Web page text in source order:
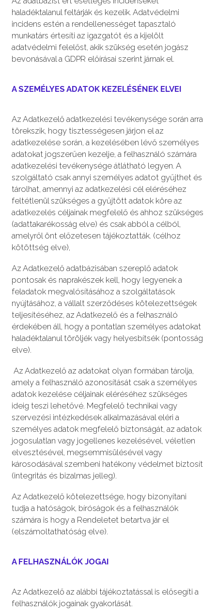
haladéktalanul feltárják és kezelik. Adatvédelmi
incidens estén a rendellenességet tapasztaló
munkatárs értesíti az igazgatót és a kijelölt
adatvédelmi felelőst, akik szükség esetén jogász
bevonásával a GDPR előírásai szerint járnak el.
A SZEMÉLYES ADATOK KEZELÉSÉNEK ELVEI
Az Adatkezelő adatkezelési tevékenysége során arra
törekszik, hogy tisztességesen járjon el az
adatkezelése során, a kezelésében lévő személyes
adatokat jogszerűen kezelje, a felhasználó számára
adatkezelési tevékenysége átlátható legyen. A
szolgáltató csak annyi személyes adatot gyűjthet és
tárolhat, amennyi az adatkezelési cél eléréséhez
feltétlenül szükséges a gyűjtött adatok köre az
adatkezelés céljainak megfelelő és ahhoz szükséges
(adattakarékosság elve) és csak abból a célból,
amelyről önt előzetesen tájékoztatták. (célhoz
kötöttség elve),
Az Adatkezelő adatbázisában szereplő adatok
pontosak és naprakészek kell, hogy legyenek a
feladatok megvalósításához a szolgáltatások
nyújtásához, a vállalt szerződéses kötelezettségek
teljesítéséhez, az Adatkezelő és a felhasználó
érdekében áll, hogy a pontatlan személyes adatokat
haladéktalanul töröljék vagy helyesbítsék (pontosság
elve).
Az Adatkezelő az adatokat olyan formában tárolja,
amely a felhasználó azonosítását csak a személyes
adatok kezelése céljainak eléréséhez szükséges
ideig teszi lehetővé. Megfelelő technikai vagy
szervezési intézkedések alkalmazásával eléri a
személyes adatok megfelelő biztonságát, az adatok
jogosulatlan vagy jogellenes kezelésével, véletlen
elvesztésével, megsemmisülésével vagy
károsodásával szembeni hatékony védelmet biztosít
(integritás és bizalmas jelleg).
Az Adatkezelő kötelezettsége, hogy bizonyítani
tudja a hatóságok, bíróságok és a felhasználók
számára is hogy a Rendeletet betartva jár el
(elszámoltathatóság elve).
A FELHASZNÁLÓK JOGAI
Az Adatkezelő az alábbi tájékoztatással is elősegíti a
felhasználók jogainak gyakorlását.